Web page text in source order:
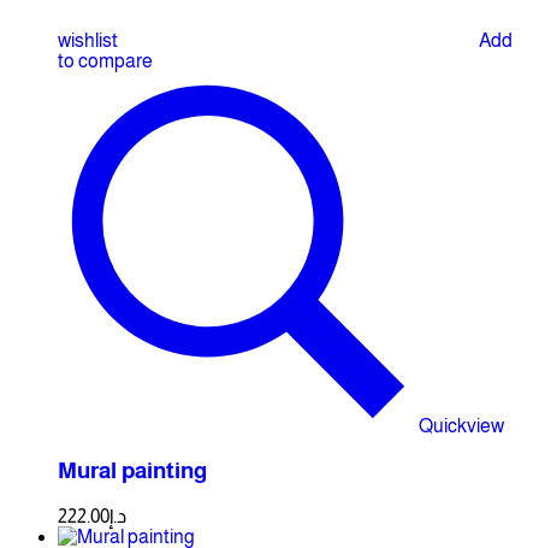
wishlist
Add
to compare
Quickview
Mural painting
د.إ222.00